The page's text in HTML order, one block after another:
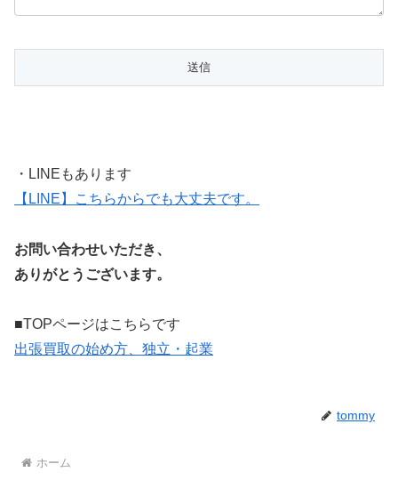
・LINEもあります
【LINE】こちらからでも大丈夫です。
お問い合わせいただき、
ありがとうございます。
■TOPページはこちらです
出張買取の始め方、独立・起業
tommy
ホーム